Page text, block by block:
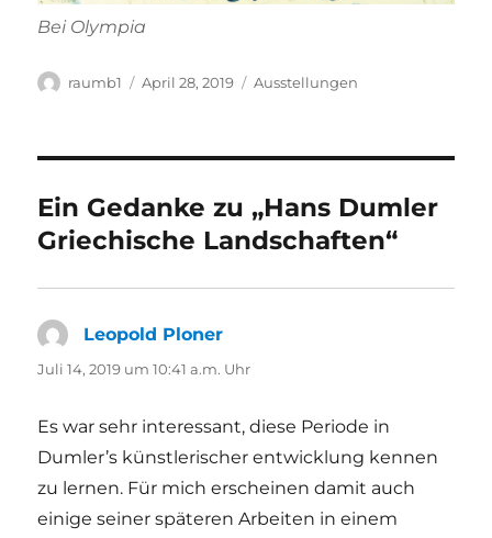
Bei Olympia
Autor
raumb1
Veröffentlicht
April 28, 2019 Kategorien
Ausstellungen
Ein Gedanke zu „Hans Dumler
Griechische Landschaften“
Leopold Ploner
Juli 14, 2019 um 10:41 a.m. Uhr
Es war sehr interessant, diese Periode in
Dumler’s künstlerischer entwicklung kennen
zu lernen. Für mich erscheinen damit auch
einige seiner späteren Arbeiten in einem